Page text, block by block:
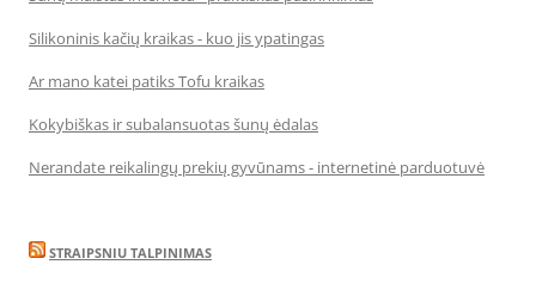
Silikoninis kačių kraikas - kuo jis ypatingas
Ar mano katei patiks Tofu kraikas
Kokybiškas ir subalansuotas šunų ėdalas
Nerandate reikalingų prekių gyvūnams - internetinė parduotuvė
STRAIPSNIU TALPINIMAS